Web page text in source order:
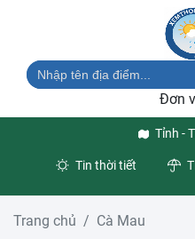
Đơn
Tỉnh -
Tin thời tiết
Trang chủ Cà Mau